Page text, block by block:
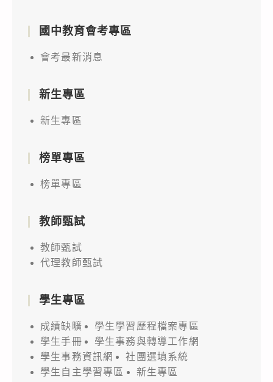
國中教育會考專區
會考最新消息
新生專區
新生專區
榜單專區
榜單專區
教師甄試
教師甄試
代理教師甄試
學生專區
成績缺曠
學生學習歷程檔案專區
學生手冊
學生事務與轉導工作網
學生事務資訊網
社團選填系統
學生自主學習專區
新生專區